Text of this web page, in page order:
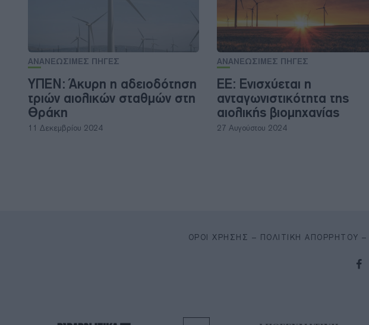
ΑΝΑΝΕΩΣΙΜΕΣ ΠΗΓΕΣ
ΥΠΕΝ: Άκυρη η αδειοδότηση
τριών αιολικών σταθμών στη
Θράκη
11 Δεκεμβρίου 2024
ΑΝΑΝΕΩΣΙΜΕΣ ΠΗΓΕΣ
ΕΕ: Ενισχύεται η
ανταγωνιστικότητα της
αιολικής βιομηχανίας
27 Αυγούστου 2024
ΌΡΟΙ ΧΡΉΣΗΣ – ΠΟΛΙΤΙΚΉ ΑΠΟΡΡΉΤΟΥ